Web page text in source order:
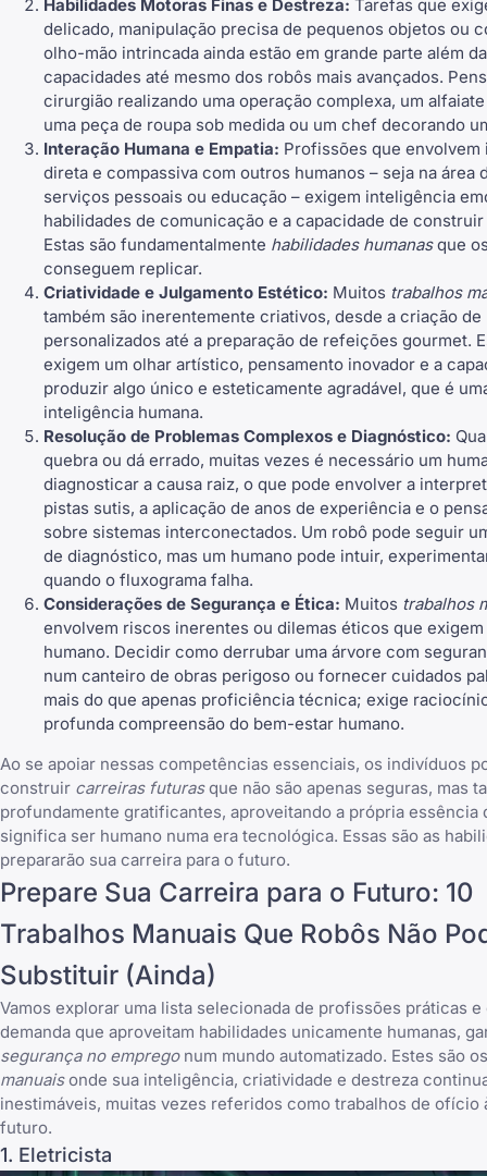
Habilidades Motoras Finas e Destreza: Tarefas que
delicado, manipulação precisa de pequenos objetos ou
olho-mão intrincada ainda estão em grande parte além
capacidades até mesmo dos robôs mais avançados.
cirurgião realizando uma operação complexa, um
uma peça de roupa sob medida ou um chef decorando
Interação Humana e Empatia: Profissões que envolvem
direta e compassiva com outros humanos – seja na área
serviços pessoais ou educação – exigem inteligência
habilidades de comunicação e a capacidade de
Estas são fundamentalmente habilidades humanasque
conseguem replicar.
Criatividade e Julgamento Estético: Muitos trabalhos
também são inerentemente criativos, desde a criação de
personalizados até a preparação de refeições gourmet.
exigem um olhar artístico, pensamento inovador e a
produzir algo único e esteticamente agradável, que é
inteligência humana.
Resolução de Problemas Complexos e Diagnóstico:
quebra ou dá errado, muitas vezes é necessário um
diagnosticar a causa raiz, o que pode envolver a
pistas sutis, a aplicação de anos de experiência e o
sobre sistemas interconectados. Um robô pode seguir
de diagnóstico, mas um humano pode intuir,
quando o fluxograma falha.
Considerações de Segurança e Ética: Muitos trabalhos
envolvem riscos inerentes ou dilemas éticos que
humano. Decidir como derrubar uma árvore com
num canteiro de obras perigoso ou fornecer cuidados
mais do que apenas proficiência técnica; exige
profunda compreensão do bem-estar humano.
Ao se apoiar nessas competências essenciais, os indivíduos
construir carreiras futurasque não são apenas seguras, mas
profundamente gratificantes, aproveitando a própria essência
significa ser humano numa era tecnológica. Essas são as
prepararão sua carreira para o futuro.
Prepare Sua Carreira para o Futuro: 10
Trabalhos Manuais Que Robôs Não
Substituir (Ainda)
Vamos explorar uma lista selecionada de profissões práticas e
demanda que aproveitam habilidades unicamente humanas,
segurança no empregonum mundo automatizado. Estes são
manuaisonde sua inteligência, criatividade e destreza
inestimáveis, muitas vezes referidos como trabalhos de ofício
futuro.
1. Eletricista